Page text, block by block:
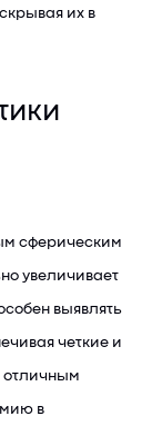
их в
сферическим
увеличивает
выявлять
четкие и
отличным
в